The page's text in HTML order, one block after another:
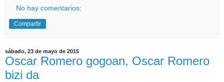
No hay comentarios:
Compartir
sábado, 23 de mayo de 2015
Oscar Romero gogoan, Oscar Romero
bizi da